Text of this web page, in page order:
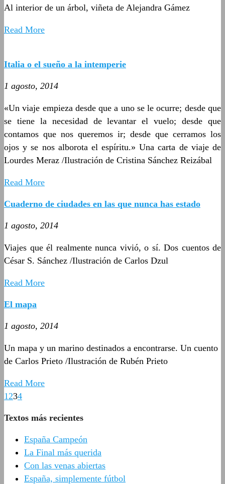
Al interior de un árbol, viñeta de Alejandra Gámez
Read More
Italia o el sueño a la intemperie
1 agosto, 2014
«Un viaje empieza desde que a uno se le ocurre; desde que
se tiene la necesidad de levantar el vuelo; desde que
contamos que nos queremos ir; desde que cerramos los
ojos y se nos alborota el espíritu.» Una carta de viaje de
Lourdes Meraz /Ilustración de Cristina Sánchez Reizábal
Read More
Cuaderno de ciudades en las que nunca has estado
1 agosto, 2014
Viajes que él realmente nunca vivió, o sí. Dos cuentos de
César S. Sánchez /Ilustración de Carlos Dzul
Read More
El mapa
1 agosto, 2014
Un mapa y un marino destinados a encontrarse. Un cuento
de Carlos Prieto /Ilustración de Rubén Prieto
Read More
1 234
Textos más recientes
España Campeón
La Final más querida
Con las venas abiertas
España, simplemente fútbol